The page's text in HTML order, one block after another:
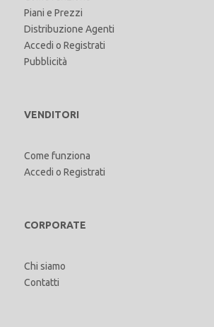
Piani e Prezzi
Distribuzione Agenti
Accedi o Registrati
Pubblicità
VENDITORI
Come funziona
Accedi o Registrati
CORPORATE
Chi siamo
Contatti